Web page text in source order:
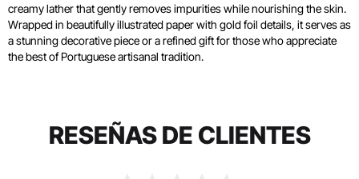
creamy lather that gently removes impurities while nourishing the skin.
Wrapped in beautifully illustrated paper with gold foil details, it serves as
a stunning decorative piece or a refined gift for those who appreciate
the best of Portuguese artisanal tradition.
RESEÑAS DE CLIENTES